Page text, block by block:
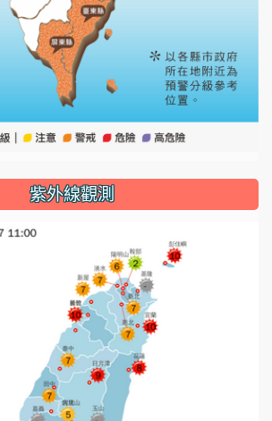
紫外線觀測